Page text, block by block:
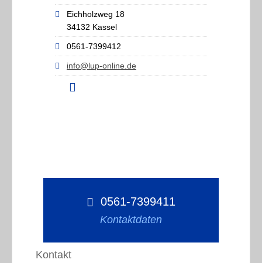
Eichholzweg 18
34132 Kassel
0561-7399412
info@lup-online.de
0561-7399411
Kontaktdaten
Kontakt